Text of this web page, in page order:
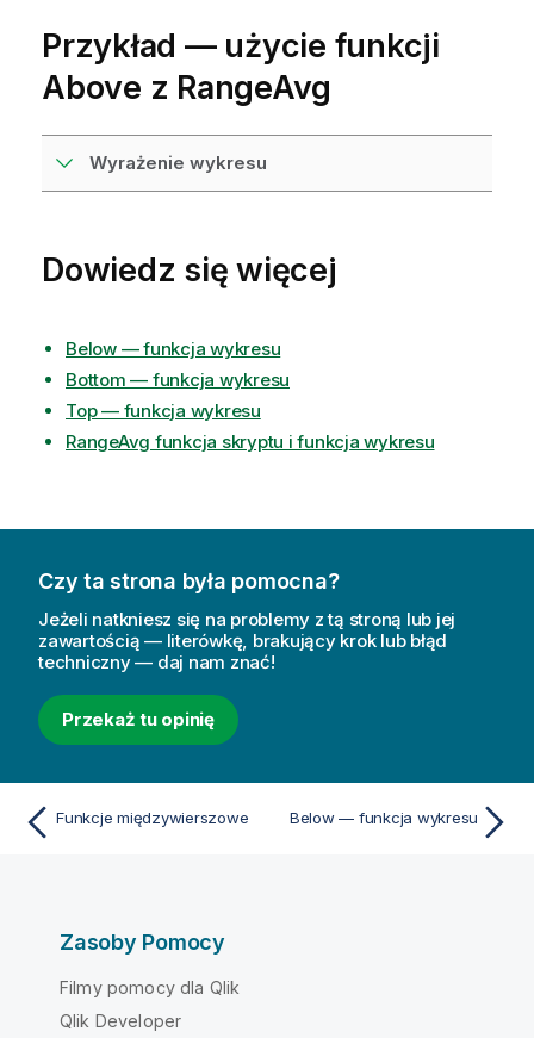
Przykład — użycie funkcji
Above z RangeAvg
Wyrażenie wykresu
Dowiedz się więcej
Below — funkcja wykresu
Bottom — funkcja wykresu
Top — funkcja wykresu
RangeAvg funkcja skryptu i funkcja wykresu
Czy ta strona była pomocna?
Jeżeli natkniesz się na problemy z tą stroną lub jej
zawartością — literówkę, brakujący krok lub błąd
techniczny — daj nam znać!
Przekaż tu opinię
Funkcje międzywierszowe Below — funkcja wykresu
Zasoby Pomocy
Filmy pomocy dla Qlik
Qlik Developer